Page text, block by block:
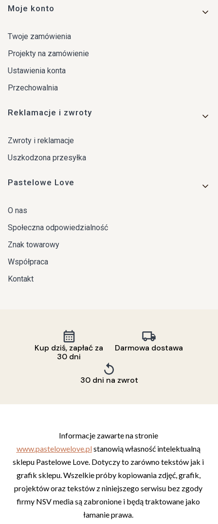
Moje konto
Twoje zamówienia
Projekty na zamówienie
Ustawienia konta
Przechowalnia
Reklamacje i zwroty
Zwroty i reklamacje
Uszkodzona przesyłka
Pastelowe Love
O nas
Społeczna odpowiedzialność
Znak towarowy
Współpraca
Kontakt
Kup dziś, zapłać za
30 dni
Darmowa dostawa
30 dni na zwrot
Informacje zawarte na stronie
www.pastelowelove.pl stanowią własność intelektualną
sklepu Pastelowe Love. Dotyczy to zarówno tekstów jak i
grafik sklepu. Wszelkie próby kopiowania zdjęć, grafik,
projektów oraz tekstów z niniejszego serwisu bez zgody
firmy NSV media są zabronione i będą traktowane jako
łamanie prawa.